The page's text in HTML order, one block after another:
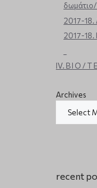
2017-18.
2017-18.
IV. B I O / T
Archives
recent